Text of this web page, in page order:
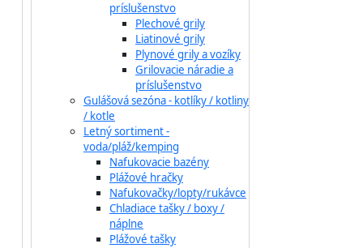
príslušenstvo
Plechové grily
Liatinové grily
Plynové grily a vozíky
Grilovacie náradie a
príslušenstvo
Gulášová sezóna - kotlíky / kotliny
/ kotle
Letný sortiment -
voda/pláž/kemping
Nafukovacie bazény
Plážové hračky
Nafukovačky/lopty/rukávce
Chladiace tašky / boxy /
náplne
Plážové tašky